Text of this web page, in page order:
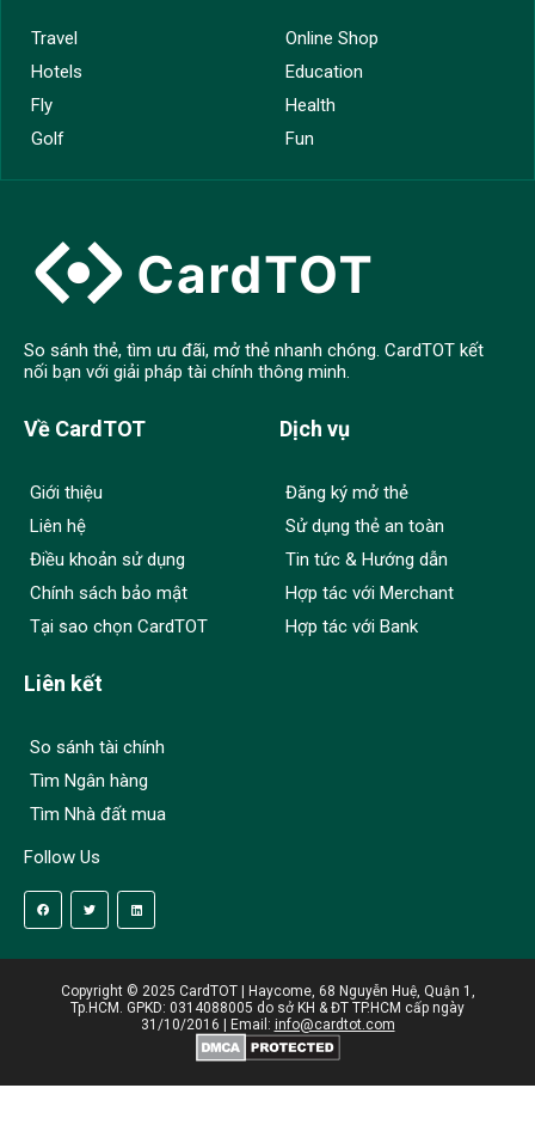
Travel
Hotels
Fly
Golf
Online Shop
Education
Health
Fun
So sánh thẻ, tìm ưu đãi, mở thẻ nhanh chóng. CardTOT kết
nối bạn với giải pháp tài chính thông minh.
Về CardTOT
Giới thiệu
Liên hệ
Điều khoản sử dụng
Chính sách bảo mật
Tại sao chọn CardTOT
Dịch vụ
Đăng ký mở thẻ
Sử dụng thẻ an toàn
Tin tức & Hướng dẫn
Hợp tác với Merchant
Hợp tác với Bank
Liên kết
So sánh tài chính
Tìm Ngân hàng
Tìm Nhà đất mua
Follow Us
Copyright © 2025 CardTOT | Haycome, 68 Nguyễn Huệ, Quận 1,
Tp.HCM. GPKD: 0314088005 do sở KH & ĐT TP.HCM cấp ngày
31/10/2016 | Email: info@cardtot.com